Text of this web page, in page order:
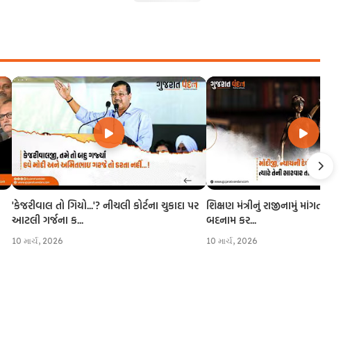
'કેજરીવાલ તો ગિયો...'? નીચલી કોર્ટના ચુકાદા પર
આટલી ગર્જના ક...
10 માર્ચ, 2026
શિક્ષણ મંત્રીનું રાજીનામું માંગતા
બદનામ કર...
10 માર્ચ, 2026